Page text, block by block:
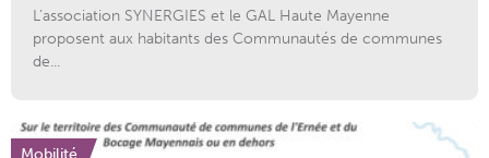
L’association SYNERGIES et le GAL Haute Mayenne
proposent aux habitants des Communautés de communes
de...
Mobilité